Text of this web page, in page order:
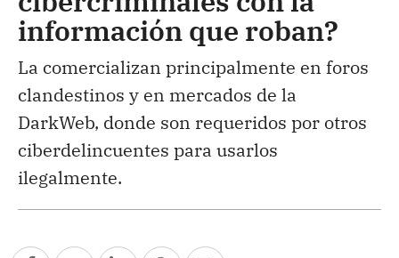
información que roban?
La comercializan principalmente en foros
clandestinos y en mercados de la
DarkWeb, donde son requeridos por otros
ciberdelincuentes para usarlos
ilegalmente.